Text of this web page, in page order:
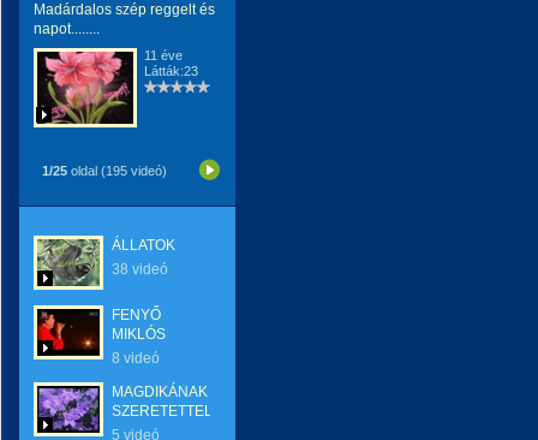
Madárdalos szép reggelt és
napot........
11 éve
Látták:23
1/25 oldal (195 videó)
ÁLLATOK
38 videó
FENYŐ
MIKLÓS
8 videó
MAGDIKÁNAK
SZERETETTEL...
5 videó